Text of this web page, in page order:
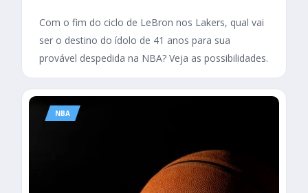
Com o fim do ciclo de LeBron nos Lakers, qual vai
ser o destino do ídolo de 41 anos para sua
provável despedida na NBA? Veja as possibilidades.
NBA